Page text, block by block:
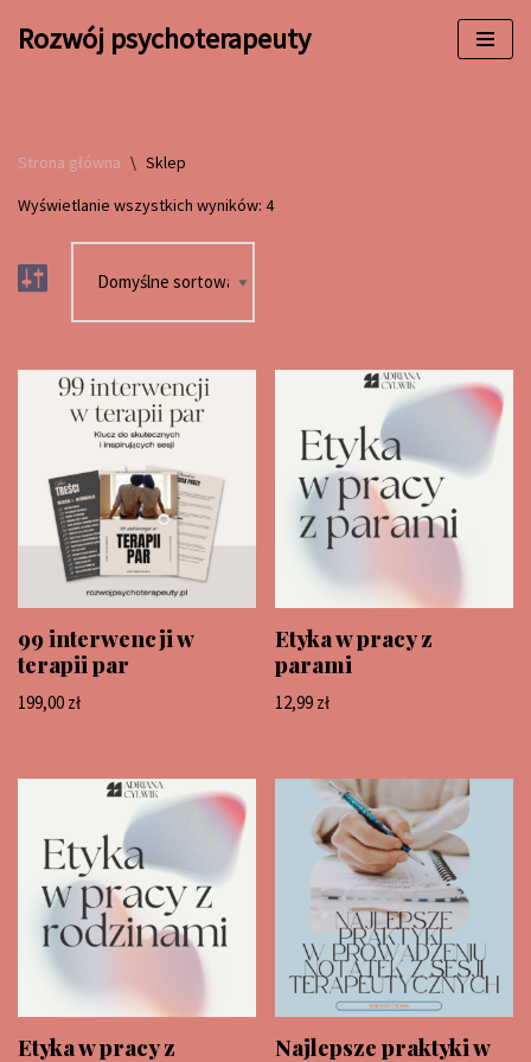
Rozwój psychoterapeuty
Strona główna \ Sklep
Wyświetlanie wszystkich wyników: 4
99 interwencji w
terapii par
199,00 zł
Etyka w pracy z
parami
12,99 zł
Etyka w pracy z
Najlepsze praktyki w